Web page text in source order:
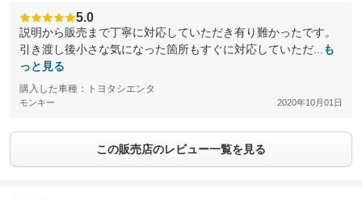
5.0
説明から販売まで丁寧に対応していただき有り難かったです。
引き渡し後小さな気になった箇所もすぐに対応していただ...
も
っと見る
購入した車種：トヨタシエンタ
モンキー 2020年10月01日
この販売店のレビュー一覧を見る